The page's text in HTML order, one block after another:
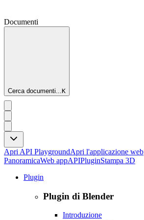
Documenti
Cerca documenti...K
Apri API PlaygroundApri l'applicazione web
PanoramicaWeb appAPIPluginStampa 3D
Plugin
Plugin di Blender
Introduzione